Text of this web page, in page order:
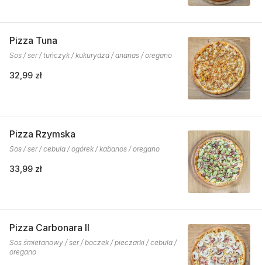
Pizza Tuna
Sos / ser / tuńczyk / kukurydza / ananas / oregano
32,99 zł
Pizza Rzymska
Sos / ser / cebula / ogórek / kabanos / oregano
33,99 zł
Pizza Carbonara II
Sos śmietanowy / ser / boczek / pieczarki / cebula /
oregano